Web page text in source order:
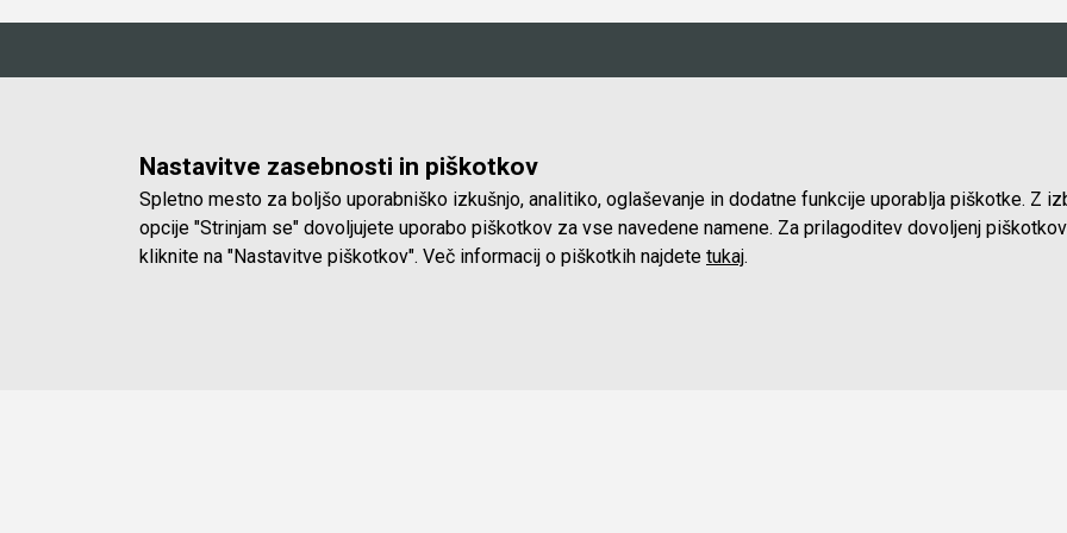
Mašinca d.o.o.
Koprska ulica 72, 1000 Ljubljana
(Vič)
E-pošta:info@masinca.si
Delavniki:
od 8.00 do 16.00 ure
Sobote, nedelje in prazniki:
zaprto
Servis
Najem
Nastavitve zasebnosti in piškotkov
Spletno mesto za boljšo uporabniško izkušnjo, analitiko, oglaševanje in dodatne funkcije uporablja piškotke. Z
opcije "Strinjam se" dovoljujete uporabo piškotkov za vse navedene namene. Za prilagoditev dovoljenj piškotkov
kliknite na "Nastavitve piškotkov". Več informacij o piškotkih najdete tukaj.